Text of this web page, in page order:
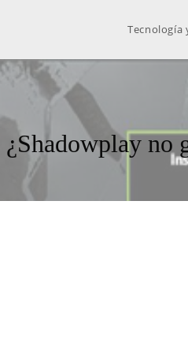
Tecnología
¿Shadowplay no